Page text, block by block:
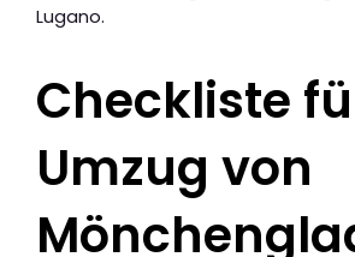
Lugano.
Checkliste
Umzug von